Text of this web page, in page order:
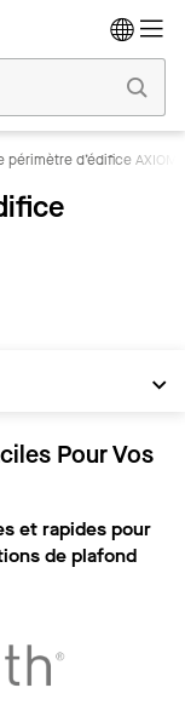
d’édifice AXIOM
Pour Vos
et rapides pour
de plafond